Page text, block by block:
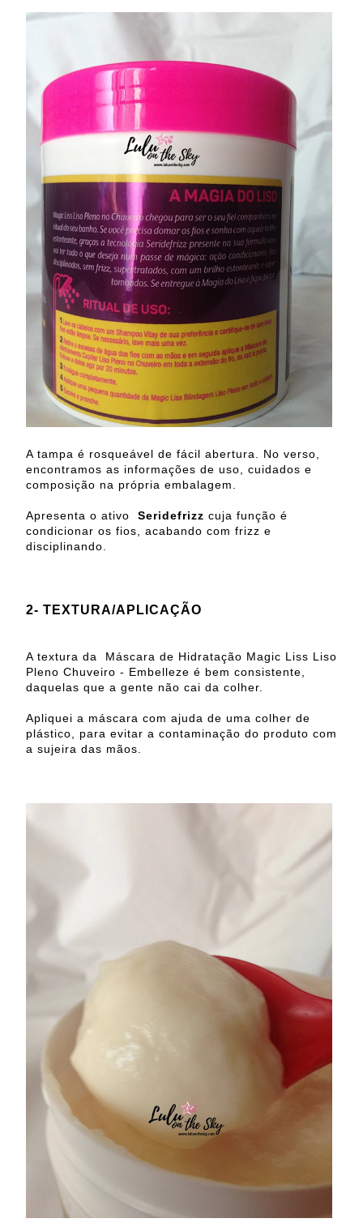
A tampa é rosqueável de fácil abertura. No verso,
encontramos as informações de uso, cuidados e
composição na própria embalagem.
Apresenta o ativo Seridefrizz cuja função é
condicionar os fios, acabando com frizz e
disciplinando.
2- TEXTURA/APLICAÇÃO
A textura da Máscara de Hidratação Magic Liss Liso
Pleno Chuveiro - Embelleze é bem consistente,
daquelas que a gente não cai da colher.
Apliquei a máscara com ajuda de uma colher de
plástico, para evitar a contaminação do produto com
a sujeira das mãos.